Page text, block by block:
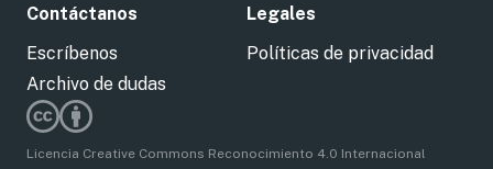
Contáctanos
Escríbenos
Archivo de dudas
Legales
Políticas de privacidad
Licencia Creative Commons Reconocimiento 4.0 Internacional